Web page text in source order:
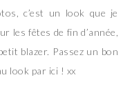
c’est un look que je
les fêtes de fin d’année,
blazer. Passez un bon
look par ici ! xx